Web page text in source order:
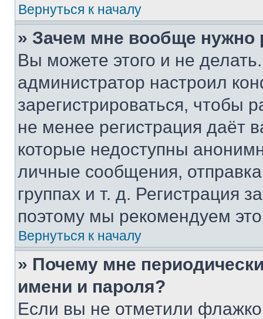
Вернуться к началу
» Зачем мне вообще нужно
Вы можете этого и не
администратор настроил
зарегистрироваться, чтобы
не менее регистрация даёт
которые недоступны
личные сообщения,
группах и т. д. Регистрация
поэтому мы рекомендуем
Вернуться к началу
» Почему мне
имени и пароля?
Если вы не отметили